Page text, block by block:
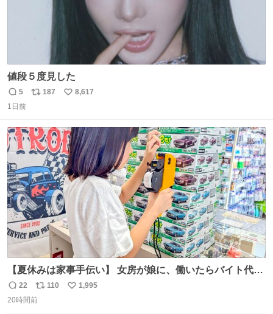
値段５度見した
返
信
5
リ
ト
数
187
い
数
8,617
1日前
【夏休みは家事手伝い】 女房が娘に、働いたらバイト代も
らえば？と言ったら、娘は、いらない、と言って黙々と働
いてくれました。 あとでソフトクリーム買ってやろうと思
返
信
22
リ
ポ
110
い
1,995
20時間前